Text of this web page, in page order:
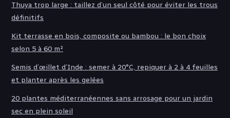
Thuya trop large : taillez d’un seul côté pour éviter les trous
définitifs
Kit terrasse en bois, composite ou bambou : le bon choix
selon 5 à 60 m²
Semis d’œillet d’Inde : semer à 20°C, repiquer à 2 à 4 feuilles
et planter après les gelées
20 plantes méditerranéennes sans arrosage pour un jardin
sec en plein soleil